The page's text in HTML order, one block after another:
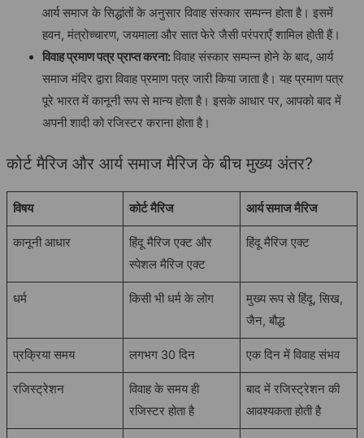
आर्य समाज के सिद्धांतों के अनुसार विवाह संस्कार सम्पन्न होता है। इसमें
हवन, मंत्रोच्चारण, जयमाला और सात फेरे जैसी परंपराएँ शामिल होती हैं।
विवाह प्रमाण पत्र प्राप्त करना:विवाह संस्कार सम्पन्न होने के बाद, आर्य
समाज मंदिर द्वारा विवाह प्रमाण पत्र जारी किया जाता है। यह प्रमाण पत्र
पूरे भारत में कानूनी रूप से मान्य होता है। इसके आधार पर, आपको बाद में
अपनी शादी को रजिस्टर कराना होता है।
कोर्ट मैरिज और आर्य समाज मैरिज के बीच मुख्य अंतर?
विषय कोर्ट मैरिज आर्य समाज मैरिज
कानूनी आधार
हिंदू मैरिज एक्ट और
स्पेशल मैरिज एक्ट
हिंदू मैरिज एक्ट
धर्म किसी भी धर्म के लोग
मुख्य रूप से हिंदू, सिख,
जैन, बौद्ध
प्रक्रिया समय लगभग 30 दिन एक दिन में विवाह संभव
रजिस्ट्रेशन
विवाह के समय ही
रजिस्टर होता है
बाद में रजिस्ट्रेशन की
आवश्यकता होती है